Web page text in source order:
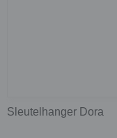
Sleutelhanger Dora